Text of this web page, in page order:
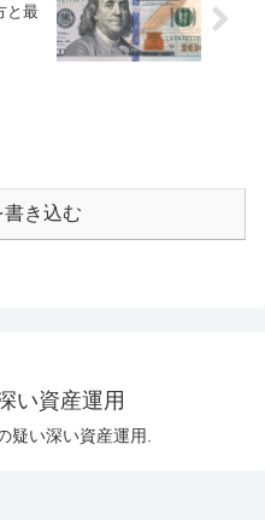
と最
書き込む
い資産運用
疑い深い資産運用.